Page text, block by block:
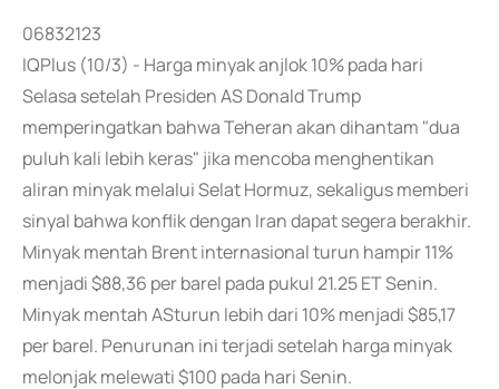
06832123
IQPlus (10/3) - Harga minyak anjlok 10% pada hari
Selasa setelah Presiden AS Donald Trump
memperingatkan bahwa Teheran akan dihantam "dua
puluh kali lebih keras" jika mencoba menghentikan
aliran minyak melalui Selat Hormuz, sekaligus memberi
sinyal bahwa konflik dengan Iran dapat segera berakhir.
Minyak mentah Brent internasional turun hampir 11%
menjadi $88,36 per barel pada pukul 21.25 ET Senin.
Minyak mentah ASturun lebih dari 10% menjadi $85,17
per barel. Penurunan ini terjadi setelah harga minyak
melonjak melewati $100 pada hari Senin.